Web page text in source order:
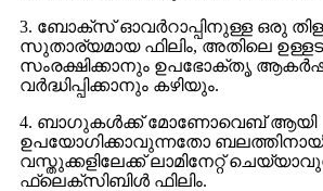
3. ബോക്സ് ഓവർറാപ്പിനുള്ള ഒരു
സുതാര്യമായ ഫിലിം, അതിലെ
സംരക്ഷിക്കാനും ഉപഭോക്തൃ
വർദ്ധിപ്പിക്കാനും കഴിയും.
4. ബാഗുകൾക്ക് മോണോവെബ് ആയി
ഉപയോഗിക്കാവുന്നതോ ബലത്തിനായി
വസ്തുക്കളിലേക്ക് ലാമിനേറ്റ്
ഫ്ലെക്സിബിൾ ഫിലിം.